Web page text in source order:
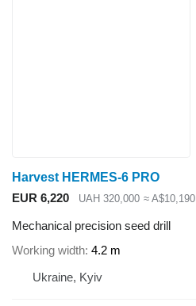
Harvest HERMES-6 PRO
EUR 6,220
UAH 320,000 ≈ A$10,190
Mechanical precision seed drill
Working width 4.2 m
Ukraine, Kyiv